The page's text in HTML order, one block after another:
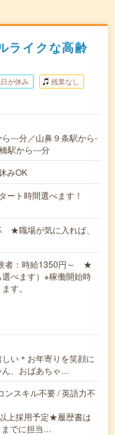
ライクな高齢
が休み 残業なし
---分／山鼻９条駅から-
駅から---分
みOK
ト時間選べます！
職場が気に入れば、
者：時給1350円～ ★
べます）※稼働開始時
す。
い＊お年寄りを笑顔に
ん、おばあちゃ…
ンスキル不要 / 英語力不
上採用予定★履歴書は
でに担当…